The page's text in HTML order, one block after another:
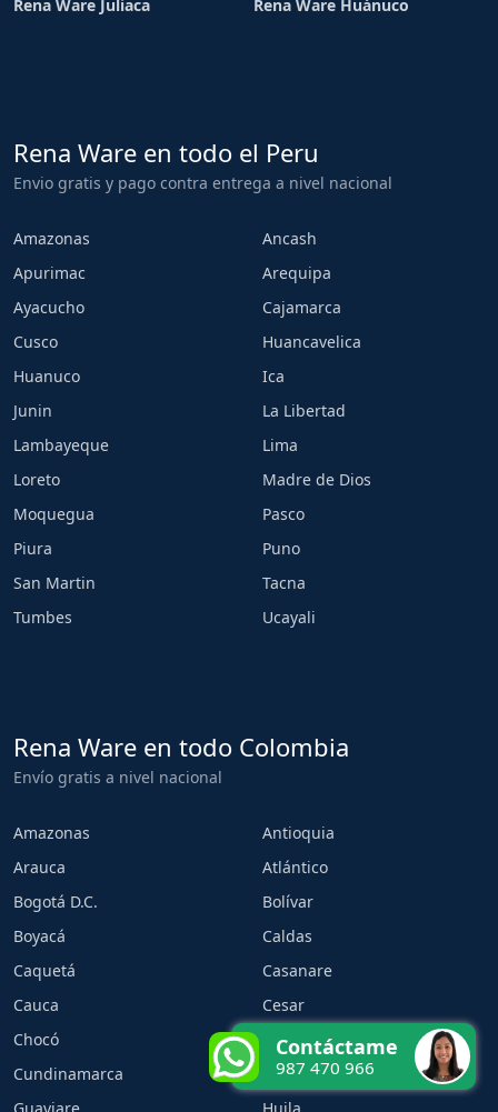
Rena Ware Juliaca Rena Ware Huánuco
Rena Ware en todo el Peru
Envio gratis y pago contra entrega a nivel nacional
Amazonas
Ancash
Apurimac
Arequipa
Ayacucho
Cajamarca
Cusco
Huancavelica
Huanuco
Ica
Junin
La Libertad
Lambayeque
Lima
Loreto
Madre de Dios
Moquegua
Pasco
Piura
Puno
San Martin
Tacna
Tumbes
Ucayali
Rena Ware en todo Colombia
Envío gratis a nivel nacional
Amazonas
Antioquia
Arauca
Atlántico
Bogotá D.C.
Bolívar
Boyacá
Caldas
Caquetá
Casanare
Cauca
Cesar
Chocó
Córdoba
Cundinamarca
Guainía
Contáctame
987 470 966